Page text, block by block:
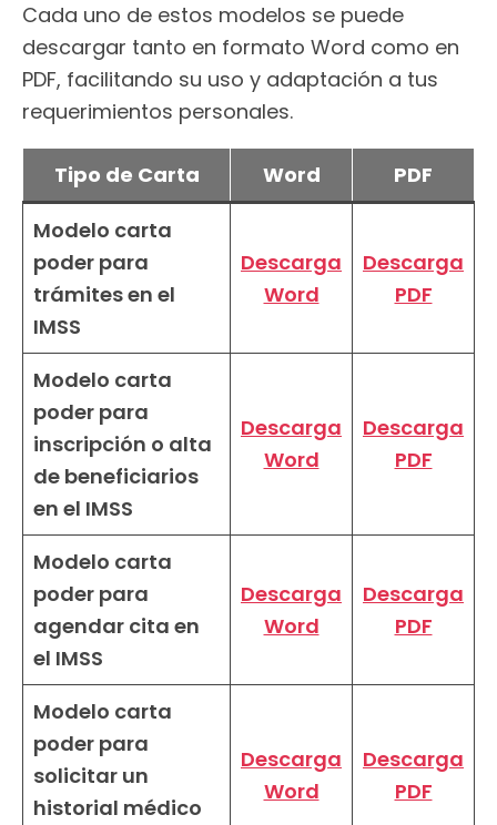
Cada uno de estos modelos se puede
descargar tanto en formato Word como en
PDF, facilitando su uso y adaptación a tus
requerimientos personales.
Tipo de Carta Word
PDF
Modelo carta
poder para
trámites en el
IMSS
Descarga
Word
Descarga
PDF
Modelo carta
poder para
inscripción o alta
de beneficiarios
en el IMSS
Descarga
Word
Descarga
PDF
Modelo carta
poder para
agendar cita en
el IMSS
Descarga
Word
Descarga
PDF
Modelo carta
poder para
solicitar un
historial médico
Descarga
Word
Descarga
PDF